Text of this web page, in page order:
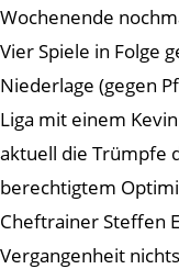
Wochenende
Vier Spiele in Folge
Niederlage (gegen
Liga mit einem
aktuell die Trümpfe
berechtigtem
Cheftrainer Steffen
Vergangenheit